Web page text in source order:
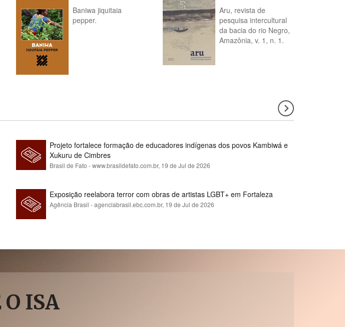
Baniwa jiquitaia
pepper.
Aru, revista de
pesquisa intercultural
da bacia do rio Negro,
Amazônia, v. 1, n. 1.
Projeto fortalece formação de educadores indígenas dos povos Kambiwá e
Xukuru de Cimbres
Brasil de Fato - www.brasildefato.com.br, 19 de Jul de 2026
Exposição reelabora terror com obras de artistas LGBT+ em Fortaleza
Agência Brasil - agenciabrasil.ebc.com.br, 19 de Jul de 2026
O ISA